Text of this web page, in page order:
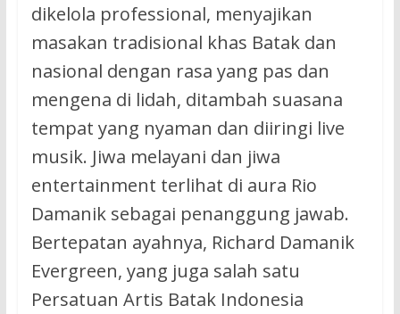
dikelola professional, menyajikan
masakan tradisional khas Batak dan
nasional dengan rasa yang pas dan
mengena di lidah, ditambah suasana
tempat yang nyaman dan diiringi live
musik. Jiwa melayani dan jiwa
entertainment terlihat di aura Rio
Damanik sebagai penanggung jawab.
Bertepatan ayahnya, Richard Damanik
Evergreen, yang juga salah satu
Persatuan Artis Batak Indonesia